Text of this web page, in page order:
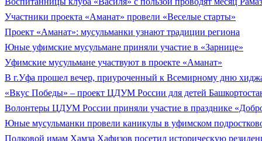
Участники проекта «Аманат» провели «Веселые старты»
Проект «Аманат»: мусульманки узнают традиции региона
Юные уфимские мусульмане приняли участие в «Зарнице»
Уфимские мусульмане участвуют в проекте «Аманат»
В г.Уфа прошел вечер, приуроченный к Всемирному дню
«Вкус Победы» – проект ЦДУМ России для детей
Волонтеры ЦДУМ России приняли участие в празднике
Юные мусульманки провели каникулы в уфимском
Полковой имам Хамза Хафизов посетил историческую